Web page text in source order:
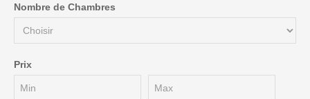
Nombre de Chambres
Prix